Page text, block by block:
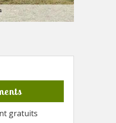
gratuits